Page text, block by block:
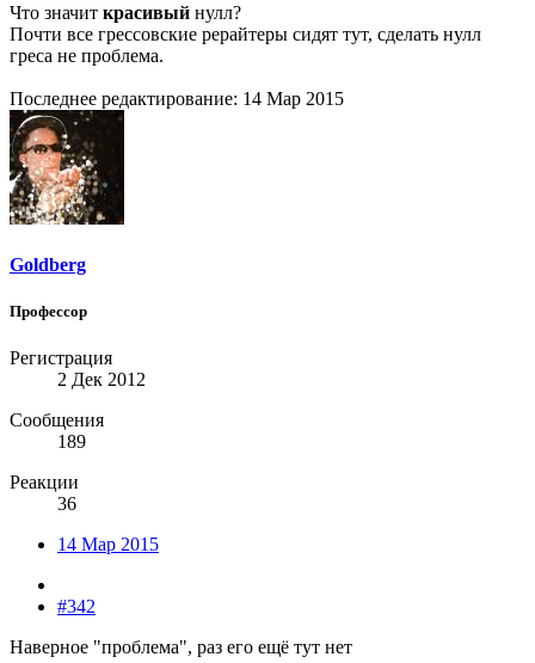
Что значит красивый нулл?
Почти все грессовские рерайтеры сидят тут, сделать нулл
греса не проблема.
Последнее редактирование: 14 Мар 2015
Goldberg
Профессор
Регистрация
2 Дек 2012
Сообщения
189
Реакции
36
14 Мар 2015
#342
Наверное "проблема", раз его ещё тут нет